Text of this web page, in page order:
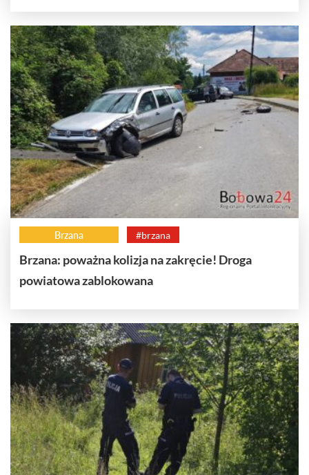
Brzana #brzana
Brzana: poważna kolizja na zakręcie! Droga
powiatowa zablokowana